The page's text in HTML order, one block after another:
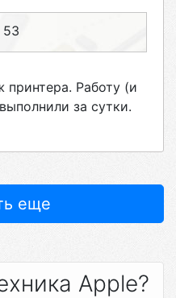
53
Работу (и
за сутки.
еще
Apple?